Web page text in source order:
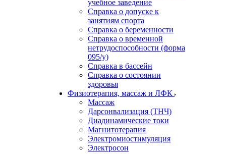
учебное заведение
Справка о допуске к
занятиям спорта
Справка о беременности
Справка о временной
нетрудоспособности (форма
095/у)
Справка в бассейн
Справка о состоянии
здоровья
Физиотерапия, массаж и ЛФК
Массаж
Дарсонвализация (ТНЧ)
Диадинамические токи
Магнитотерапия
Электромиостимуляция
Электросон